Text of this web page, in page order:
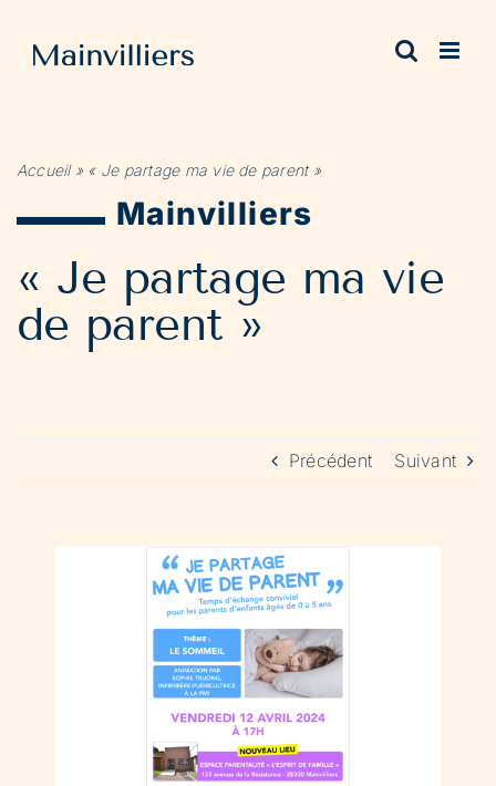
contenu
Accueil» « Je partage ma vie de parent »
Mainvilliers
« Je partage ma vie
de parent »
Précédent Suivant